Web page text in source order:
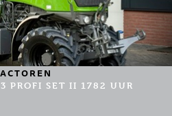
PROFI SET II 1782 UUR